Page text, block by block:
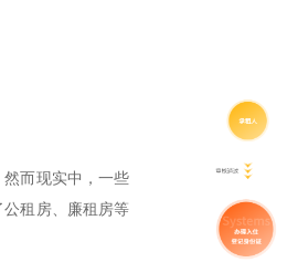
而现实中，一些
租房、廉租房等